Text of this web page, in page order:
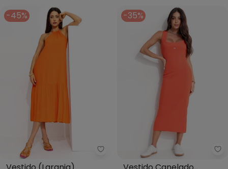
-45%
Colcci - Vestido (Laranja)
-35%